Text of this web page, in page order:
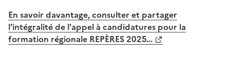
En savoir davantage, consulter et partager
l'intégralité de l'appel à candidatures pour la
formation régionale REPÈRES 2025...